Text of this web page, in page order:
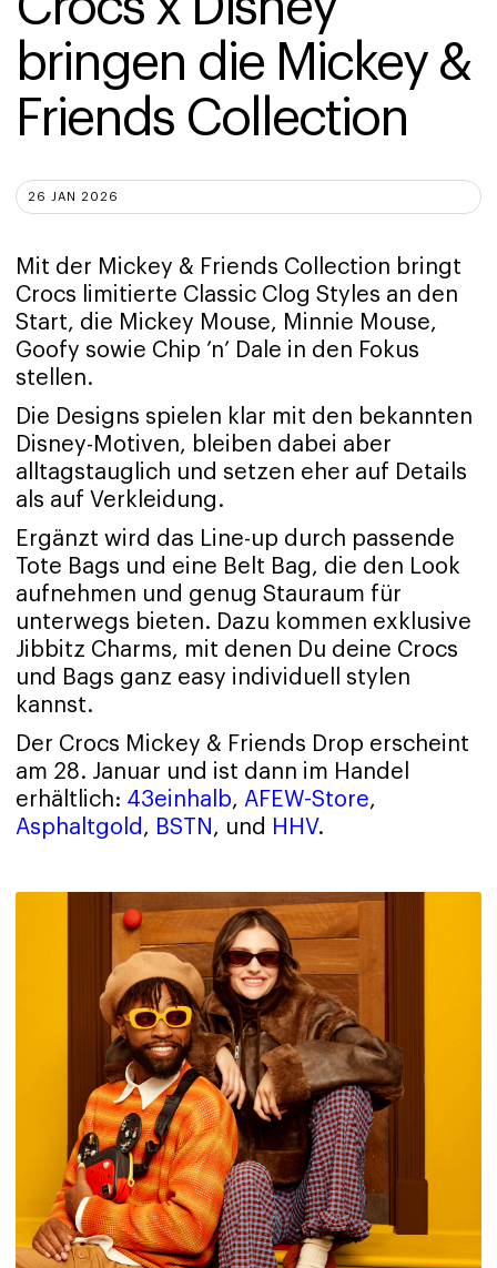
bringen die Mickey &
Friends Collection
26 JAN 2026
Mit der Mickey & Friends Collection bringt
Crocs limitierte Classic Clog Styles an den
Start, die Mickey Mouse, Minnie Mouse,
Goofy sowie Chip ’n’ Dale in den Fokus
stellen.
Die Designs spielen klar mit den bekannten
Disney-Motiven, bleiben dabei aber
alltagstauglich und setzen eher auf Details
als auf Verkleidung.
Ergänzt wird das Line-up durch passende
Tote Bags und eine Belt Bag, die den Look
aufnehmen und genug Stauraum für
unterwegs bieten. Dazu kommen exklusive
Jibbitz Charms, mit denen Du deine Crocs
und Bags ganz easy individuell stylen
kannst.
Der Crocs Mickey & Friends Drop erscheint
am 28. Januar und ist dann im Handel
erhältlich: 43einhalb, AFEW-Store,
Asphaltgold , BSTN , und HHV.